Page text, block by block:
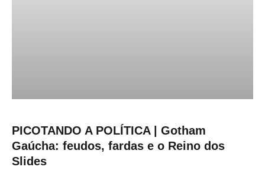
PICOTANDO A POLÍTICA | Gotham
Gaúcha: feudos, fardas e o Reino dos
Slides